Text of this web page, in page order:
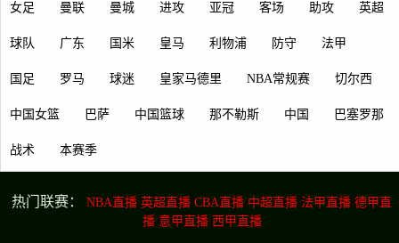
女足 曼联 曼城 进攻 亚冠 客场 助攻 英超
球队 广东 国米 皇马 利物浦 防守 法甲
国足 罗马 球迷 皇家马德里 NBA常规赛 切尔西
中国女篮 巴萨 中国篮球 那不勒斯 中国 巴塞罗那
战术 本赛季
热门联赛： NBA直播 英超直播 CBA直播 中超直播 法甲直播 德甲直
播 意甲直播 西甲直播